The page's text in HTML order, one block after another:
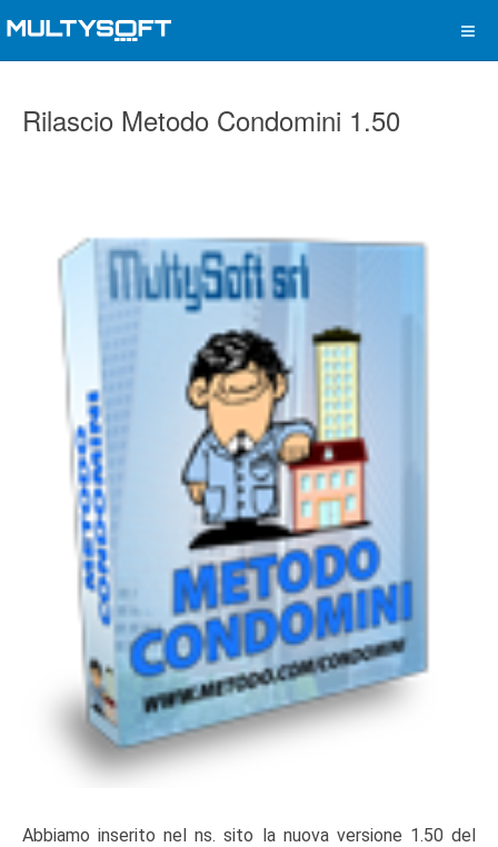
Rilascio Metodo Condomini 1.50
Abbiamo inserito nel ns. sito la nuova versione 1.50 del